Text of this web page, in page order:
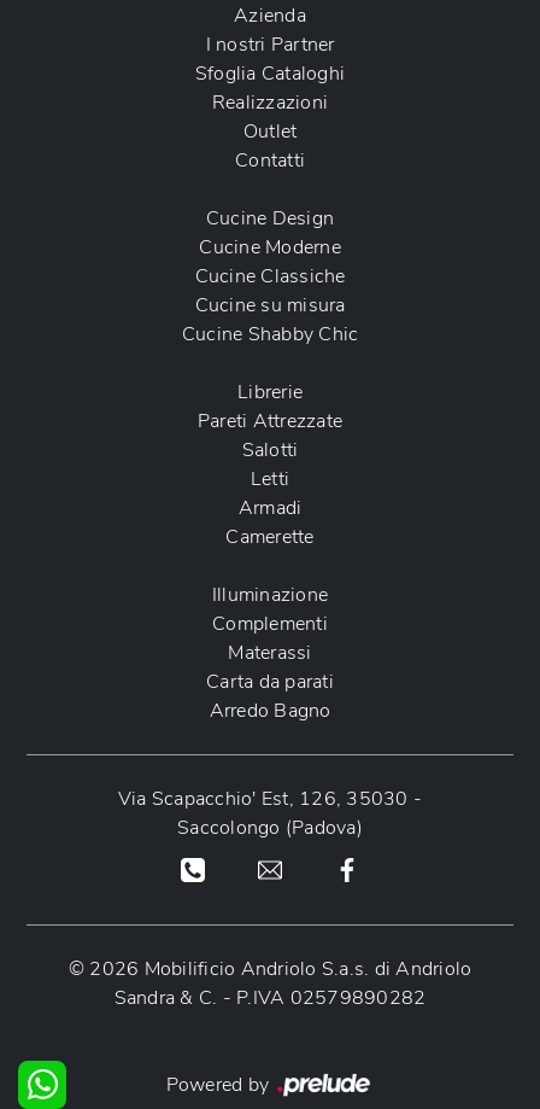
Azienda
I nostri Partner
Sfoglia Cataloghi
Realizzazioni
Outlet
Contatti
Cucine Design
Cucine Moderne
Cucine Classiche
Cucine su misura
Cucine Shabby Chic
Librerie
Pareti Attrezzate
Salotti
Letti
Armadi
Camerette
Illuminazione
Complementi
Materassi
Carta da parati
Arredo Bagno
Via Scapacchio' Est, 126, 35030 -
Saccolongo (Padova)
© 2026 Mobilificio Andriolo S.a.s. di Andriolo
Sandra & C. - P.IVA 02579890282
Powered by